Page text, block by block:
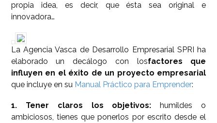
propia idea, es decir, que ésta sea original e
innovadora…
La Agencia Vasca de Desarrollo Empresarial SPRI ha
elaborado un decálogo con losfactores que
influyen en el éxito de un proyecto empresarial
que incluye en su Manual Práctico para Emprender:
1. Tener claros los objetivos: humildes o
ambiciosos, tienes que ponerlos por escrito desde el